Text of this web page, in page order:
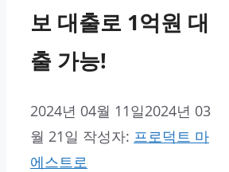
보 대출로 1억원 대
출 가능!
2024년 04월 11일2024년 03
월 21일 작성자: 프로덕트 마
에스트로